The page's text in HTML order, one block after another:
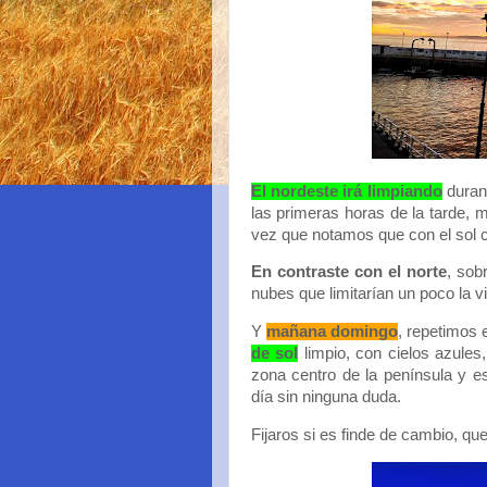
El nordeste irá limpiando
las primeras horas de la tarde,
vez que notamos que con el sol
En contraste con el norte,
nubes que limitarían un poco la
Y mañana domingo, repetimos
de sol
limpio, con cielos
zona centro de la península y
día sin ninguna duda.
Fijaros si es finde de cambio,